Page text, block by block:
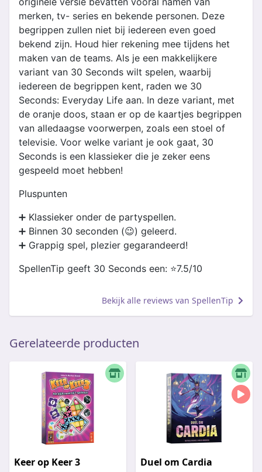
merken, tv- series en bekende personen. Deze
begrippen zullen niet bij iedereen even goed
bekend zijn. Houd hier rekening mee tijdens het
maken van de teams. Als je een makkelijkere
variant van 30 Seconds wilt spelen, waarbij
iedereen de begrippen kent, raden we 30
Seconds: Everyday Life aan. In deze variant, met
de oranje doos, staan er op de kaartjes begrippen
van alledaagse voorwerpen, zoals een stoel of
televisie. Voor welke variant je ook gaat, 30
Seconds is een klassieker die je zeker eens
gespeeld moet hebben!
Pluspunten
➕ Klassieker onder de partyspellen.
➕ Binnen 30 seconden (😉) geleerd.
➕ Grappig spel, plezier gegarandeerd!
SpellenTip geeft 30 Seconds een: ⭐️7.5/10
Bekijk alle reviews van SpellenTip
Gerelateerde producten
Keer op Keer 3 Duel om Cardia